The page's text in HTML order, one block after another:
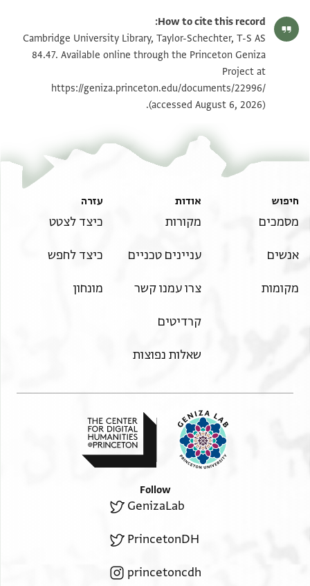
T-S AS 84.47 1v הגדל וסובב
תנאי היתר שימוש בתצלום
How to cite this record:
Cambridge University Library, Taylor-Schechter, T-S AS
84.47. Available online through the Princeton Geniza
Project at
https://geniza.princeton.edu/documents/22996/
(accessed August 6, 2026).
חיפוש
מסמכים
אנשים
מקומות
אודות
מקורות
עניינים טכניים
צרו עמנו קשר
קרדיטים
שאלות נפוצות
עזרה
כיצד לצטט
כיצד לחפש
מונחון
Follow
GenizaLab
PrincetonDH
princetoncdh